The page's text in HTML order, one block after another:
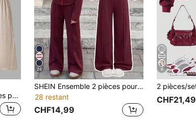
Sparklyn Ensemble 2 pièces pour fille préadolescente avec top à nœud papillon texturé et ourlet à volants, et pantalon long ample
26
SHEIN Ensemble 2 pièces pour fille préadolescente, Top à capuche à cordon de serrage bordeaux pur et pantalon large, style décontracté Old Money polyvalent, printemps et automne, rentrée scolaire
28 restant
CHF14,99
6
CHF21,49